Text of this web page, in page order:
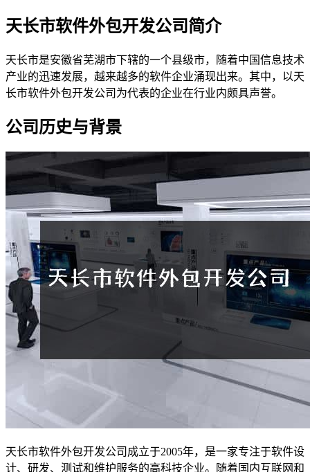
天长市软件外包开发公司简介
天长市是安徽省芜湖市下辖的一个县级市，随着中国信息技术
产业的迅速发展，越来越多的软件企业涌现出来。其中，以天
长市软件外包开发公司为代表的企业在行业内颇具声誉。
公司历史与背景
天长市软件外包开发公司成立于2005年，是一家专注于软件设
计、研发、测试和维护服务的高科技企业。随着国内互联网和